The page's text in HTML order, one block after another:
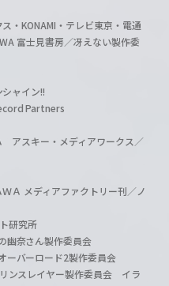
・KONAMI・テレビ東京・電通
富士見書房／冴えない製作委
ャイン!!
Partners
アスキー・メディアワークス／
Ａ メディアファクトリー刊／ノ
研究所
幽奈さん製作委員会
ーバーロード2製作委員会
ンスレイヤー製作委員会 イラ